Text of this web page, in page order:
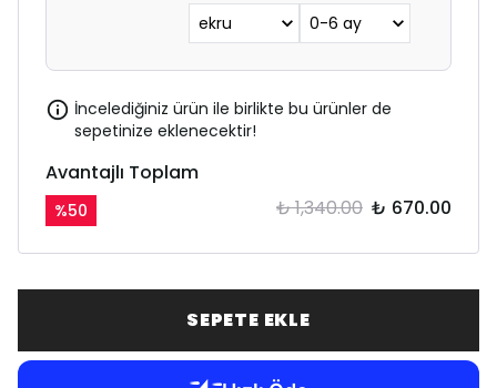
İncelediğiniz ürün ile birlikte bu ürünler de
sepetinize eklenecektir!
Avantajlı Toplam
%50 ₺ 1,340.00 ₺ 670.00
SEPETE EKLE